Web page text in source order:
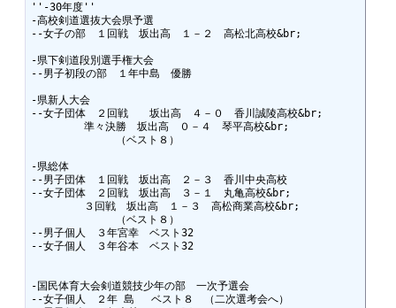
''-30年度''
-高校剣道選抜大会県予選
--女子の部　１回戦　坂出高　１－２　高松北高校&br;
-県下剣道段別選手権大会
--男子初段の部　１年中島　優勝
-県新人大会
--女子団体　２回戦　　坂出高　４－０　香川誠陵高校&br;
準々決勝　坂出高　０－４　琴平高校&br;
（ベスト８）
-県総体
--男子団体　１回戦　坂出高　２－３　香川中央高校
--女子団体　２回戦　坂出高　３－１　丸亀高校&br;
３回戦　坂出高　１－３　高松商業高校&br;
（ベスト８）
--男子個人　３年宮幸　ベスト32
--女子個人　３年谷本　ベスト32
-国民体育大会剣道競技少年の部　一次予選会
--女子個人　２年 島 　ベスト８　（二次選考会へ）